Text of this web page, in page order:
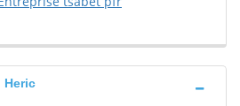
Heric